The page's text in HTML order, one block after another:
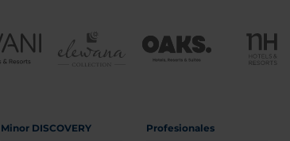
Minor DISCOVERY Profesionales